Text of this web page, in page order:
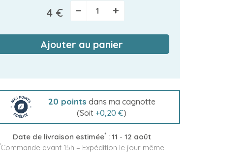
4 € − +
Ajouter au panier
20 points dans ma cagnotte
(Soit +0,20 €)
Date de livraison estimée*: 11 - 12 août
*Commande avant 15h = Expédition le jour même